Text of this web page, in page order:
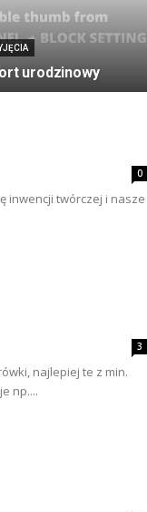
urodzinowy
0
inwencji twórczej i nasze
3
najlepiej te z min.
np....